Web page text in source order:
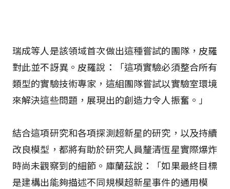
瑞成等人是該領域首次做出這種嘗試的團隊，皮羅
對此並不訝異。皮羅說：「這項實驗必須整合所有
類型的實驗技術專家，這組團隊嘗試以實驗室環境
來解決這些問題，展現出的創造力令人振奮。」
結合這項研究和各項探測超新星的研究，以及持續
改良模型，都將有助於研究人員釐清恆星實際爆炸
時尚未觀察到的細節。庫蘭茲說：「如果最終目標
是建構出能夠描述不同規模超新星事件的通用模